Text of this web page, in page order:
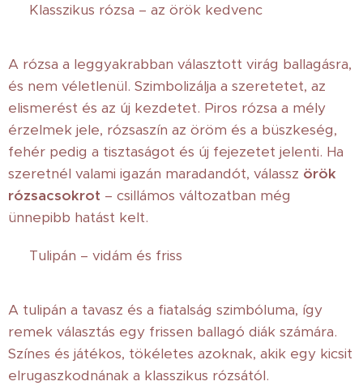
🌹 Klasszikus rózsa – az örök kedvenc
A rózsa a leggyakrabban választott virág ballagásra,
és nem véletlenül. Szimbolizálja a szeretetet, az
elismerést és az új kezdetet. Piros rózsa a mély
érzelmek jele, rózsaszín az öröm és a büszkeség,
fehér pedig a tisztaságot és új fejezetet jelenti. Ha
szeretnél valami igazán maradandót, válassz örök
rózsacsokrot – csillámos változatban még
ünnepibb hatást kelt.
🌷 Tulipán – vidám és friss
A tulipán a tavasz és a fiatalság szimbóluma, így
remek választás egy frissen ballagó diák számára.
Színes és játékos, tökéletes azoknak, akik egy kicsit
elrugaszkodnának a klasszikus rózsától.